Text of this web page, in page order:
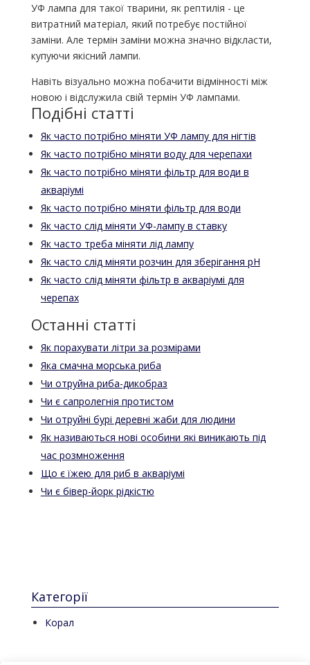
УФ лампа для такої тварини, як рептилія - ​​це
витратний матеріал, який потребує постійної
заміни. Але термін заміни можна значно відкласти,
купуючи якісний лампи.
Навіть візуально можна побачити відмінності між
новою і відслужила свій термін УФ лампами.
Подібні статті
Як часто потрібно міняти УФ лампу для нігтів
Як часто потрібно міняти воду для черепахи
Як часто потрібно міняти фільтр для води в
акваріумі
Як часто потрібно міняти фільтр для води
Як часто слід міняти УФ-лампу в ставку
Як часто треба міняти лід лампу
Як часто слід міняти розчин для зберігання pH
Як часто слід міняти фільтр в акваріумі для
черепах
Останні статті
Як порахувати літри за розмірами
Яка смачна морська риба
Чи отруйна риба-дикобраз
Чи є сапролегнія протистом
Чи отруйні бурі деревні жаби для людини
Як називаються нові особини які виникають під
час розмноження
Що є їжею для риб в акваріумі
Чи є бівер-йорк рідкістю
Категорії
Корал